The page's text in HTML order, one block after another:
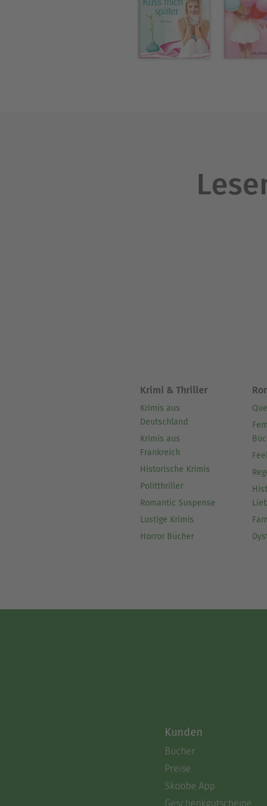
Krimi & Thriller
Krimis aus
Deutschland
Krimis aus
Frankreich
Historische Krimis
Politthriller
Romantic Suspense
Lustige Krimis
Horror Bücher
Kunden
Bücher
Preise
Skoobe App
Geschenkgutscheine